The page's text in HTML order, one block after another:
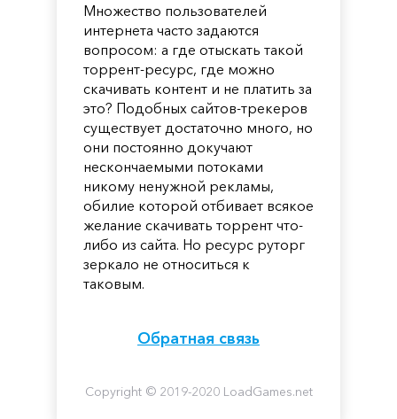
Множество пользователей
интернета часто задаются
вопросом: а где отыскать такой
торрент-ресурс, где можно
скачивать контент и не платить за
это? Подобных сайтов-трекеров
существует достаточно много, но
они постоянно докучают
нескончаемыми потоками
никому ненужной рекламы,
обилие которой отбивает всякое
желание скачивать торрент что-
либо из сайта. Но ресурс руторг
зеркало не относиться к
таковым.
Обратная связь
Copyright © 2019-2020 LoadGames.net